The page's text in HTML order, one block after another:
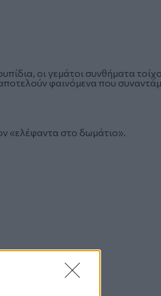
οι γεμάτοι συνθήματα
φαινόμενα που
«ελέφαντα στο δωμάτιο».